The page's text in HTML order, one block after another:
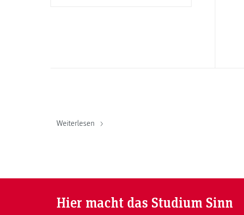
Weiterlesen
Hier macht das Studium Sinn